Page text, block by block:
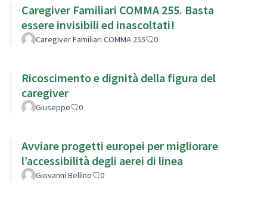
Caregiver Familiari COMMA 255. Basta
essere invisibili ed inascoltati!
Caregiver Familiari COMMA 255 0
Ricoscimento e dignità della figura del
caregiver
Giuseppe 0
Avviare progetti europei per migliorare
l’accessibilità degli aerei di linea
Giovanni Bellino 0